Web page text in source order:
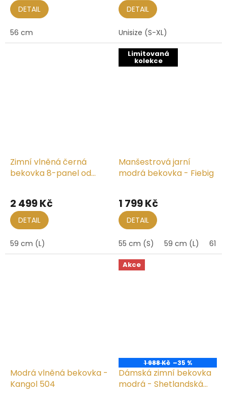
DETAIL
56 cm
DETAIL
Unisize (S-XL)
Zimní vlněná černá
bekovka 8-panel od
2 499 Kč
DETAIL
59 cm (L)
Limitovaná
kolekce
Manšestrová jarní
modrá bekovka - Fiebig
1 799 Kč
DETAIL
55 cm (S) 59 cm (L) 61
Modrá vlněná bekovka -
Kangol 504
Akce
1 988 Kč –35 %
Dámská zimní bekovka
modrá - Shetlandská